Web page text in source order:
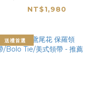
領帶 - 新品
NT$1,980
送禮首選